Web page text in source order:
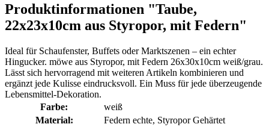
Produktinformationen "Taube,
22x23x10cm aus Styropor, mit Federn"
Ideal für Schaufenster, Buffets oder Marktszenen – ein echter
Hingucker. möwe aus Styropor, mit Federn 26x30x10cm weiß/grau.
Lässt sich hervorragend mit weiteren Artikeln kombinieren und
ergänzt jede Kulisse eindrucksvoll. Ein Muss für jede überzeugende
Lebensmittel-Dekoration.
Farbe:
weiß
Material:
Federn echte, Styropor Gehärtet